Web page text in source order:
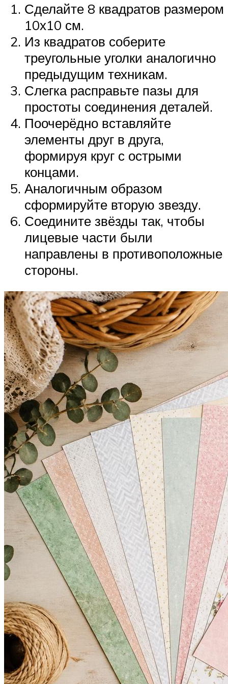
Сделайте 8 квадратов размером
10х10 см.
Из квадратов соберите
треугольные уголки аналогично
предыдущим техникам.
Слегка расправьте пазы для
простоты соединения деталей.
Поочерёдно вставляйте
элементы друг в друга,
формируя круг с острыми
концами.
Аналогичным образом
сформируйте вторую звезду.
Соедините звёзды так, чтобы
лицевые части были
направлены в противоположные
стороны.